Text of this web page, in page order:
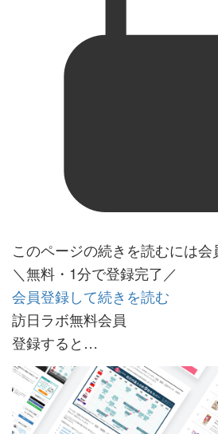
このページの続きを読むには
＼無料・1分で登録完了／
会員登録して続きを読む
訪日ラボ無料会員
登録すると…